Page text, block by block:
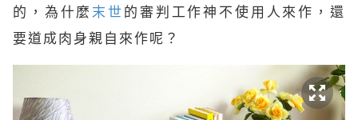
的，為什麼末世的審判工作神不使用人來作，還
要道成肉身親自來作呢？